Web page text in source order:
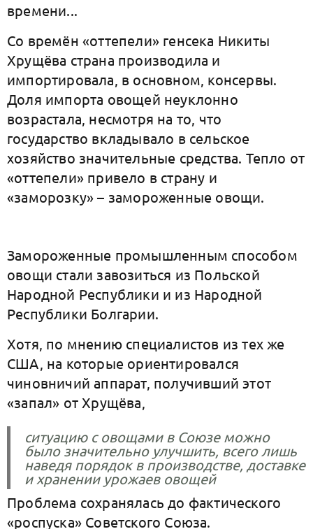
времени...
Со времён «оттепели» генсека Никиты
Хрущёва страна производила и
импортировала, в основном, консервы.
Доля импорта овощей неуклонно
возрастала, несмотря на то, что
государство вкладывало в сельское
хозяйство значительные средства. Тепло от
«оттепели» привело в страну и
«заморозку» – замороженные овощи.
Замороженные промышленным способом
овощи стали завозиться из Польской
Народной Республики и из Народной
Республики Болгарии.
Хотя, по мнению специалистов из тех же
США, на которые ориентировался
чиновничий аппарат, получивший этот
«запал» от Хрущёва,
ситуацию с овощами в Союзе можно
было значительно улучшить, всего лишь
наведя порядок в производстве, доставке
и хранении урожаев овощей
Проблема сохранялась до фактического
«роспуска» Советского Союза.